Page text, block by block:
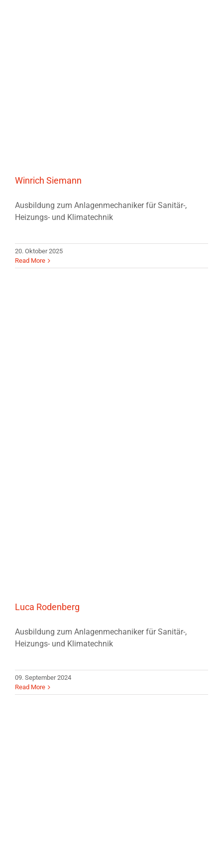
Winrich Siemann
Ausbildung zum Anlagenmechaniker für Sanitär-,
Heizungs- und Klimatechnik
20. Oktober 2025
Read More
Luca Rodenberg
Ausbildung zum Anlagenmechaniker für Sanitär-,
Heizungs- und Klimatechnik
09. September 2024
Read More